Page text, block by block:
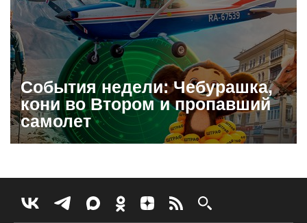
События недели: Чебурашка,
кони во Втором и пропавший
самолет